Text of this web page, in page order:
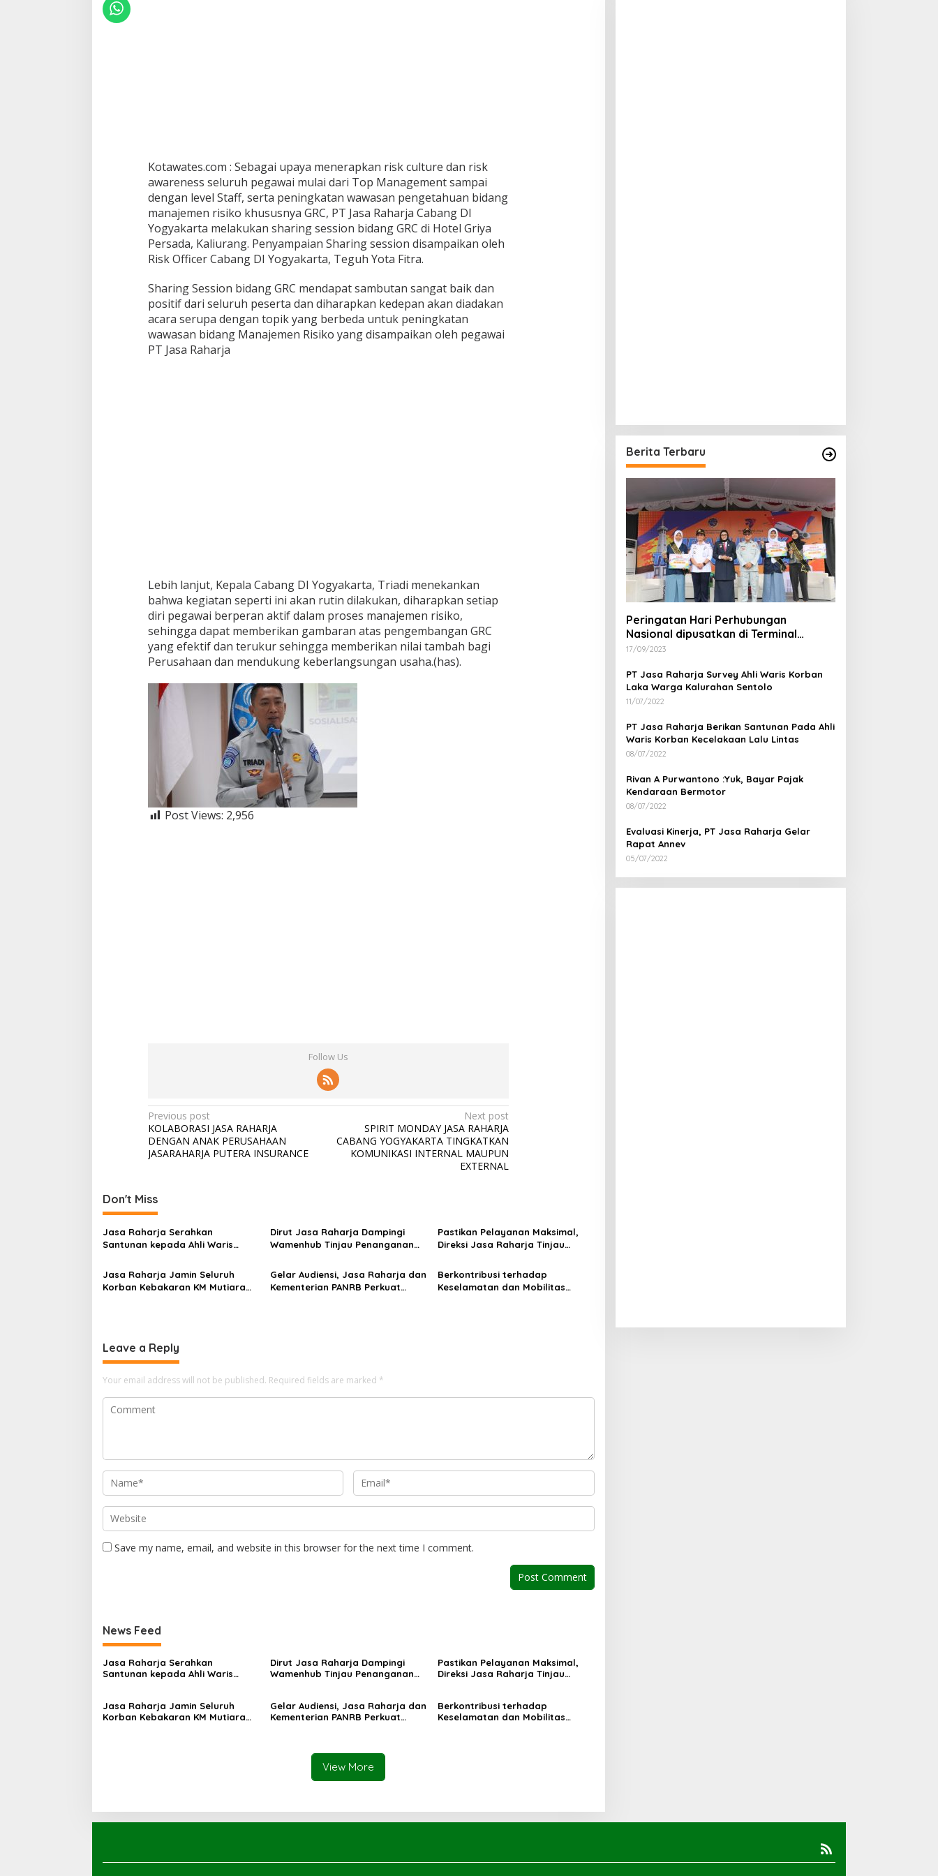
Kotawates.com : Sebagai upaya menerapkan risk culture dan risk
awareness seluruh pegawai mulai dari Top Management sampai
dengan level Staff, serta peningkatan wawasan pengetahuan bidang
manajemen risiko khususnya GRC, PT Jasa Raharja Cabang DI
Yogyakarta melakukan sharing session bidang GRC di Hotel Griya
Persada, Kaliurang. Penyampaian Sharing session disampaikan oleh
Risk Officer Cabang DI Yogyakarta, Teguh Yota Fitra.
Sharing Session bidang GRC mendapat sambutan sangat baik dan
positif dari seluruh peserta dan diharapkan kedepan akan diadakan
acara serupa dengan topik yang berbeda untuk peningkatan
wawasan bidang Manajemen Risiko yang disampaikan oleh pegawai
PT Jasa Raharja
Lebih lanjut, Kepala Cabang DI Yogyakarta, Triadi menekankan
bahwa kegiatan seperti ini akan rutin dilakukan, diharapkan setiap
diri pegawai berperan aktif dalam proses manajemen risiko,
sehingga dapat memberikan gambaran atas pengembangan GRC
yang efektif dan terukur sehingga memberikan nilai tambah bagi
Perusahaan dan mendukung keberlangsungan usaha.(has).
Post Views: 2,956
Follow Us
Post
navigation
Previous post
KOLABORASI JASA RAHARJA
DENGAN ANAK PERUSAHAAN
JASARAHARJA PUTERA INSURANCE
Next post
SPIRIT MONDAY JASA RAHARJA
CABANG YOGYAKARTA TINGKATKAN
KOMUNIKASI INTERNAL MAUPUN
EXTERNAL
Don't Miss
Jasa Raharja Serahkan
Santunan kepada Ahli Waris
Sentosa II
Dirut Jasa Raharja Dampingi
Wamenhub Tinjau Penanganan
RS PHC Surabaya
Pastikan Pelayanan Maksimal,
Direksi Jasa Raharja Tinjau
Sentosa II
Jasa Raharja Jamin Seluruh
Korban Kebakaran KM Mutiara
Gelar Audiensi, Jasa Raharja dan
Kementerian PANRB Perkuat
Berkontribusi terhadap
Keselamatan dan Mobilitas
Leave a Reply
Your email address will not be published. Required fields are marked *
Save my name, email, and website in this browser for the next time I comment.
News Feed
Jasa Raharja Serahkan
Santunan kepada Ahli Waris
Dirut Jasa Raharja Dampingi
Wamenhub Tinjau Penanganan
Pastikan Pelayanan Maksimal,
Direksi Jasa Raharja Tinjau
Jasa Raharja Jamin Seluruh
Korban Kebakaran KM Mutiara
Gelar Audiensi, Jasa Raharja dan
Kementerian PANRB Perkuat
Berkontribusi terhadap
Keselamatan dan Mobilitas
View More
Berita Terbaru
Peringatan Hari Perhubungan
Nasional dipusatkan di Terminal
Wates Kulon Progo
17/09/2023
PT Jasa Raharja Survey Ahli Waris Korban
Laka Warga Kalurahan Sentolo
11/07/2022
PT Jasa Raharja Berikan Santunan Pada Ahli
Waris Korban Kecelakaan Lalu Lintas
08/07/2022
Rivan A Purwantono :Yuk, Bayar Pajak
Kendaraan Bermotor
08/07/2022
Evaluasi Kinerja, PT Jasa Raharja Gelar
Rapat Annev
05/07/2022